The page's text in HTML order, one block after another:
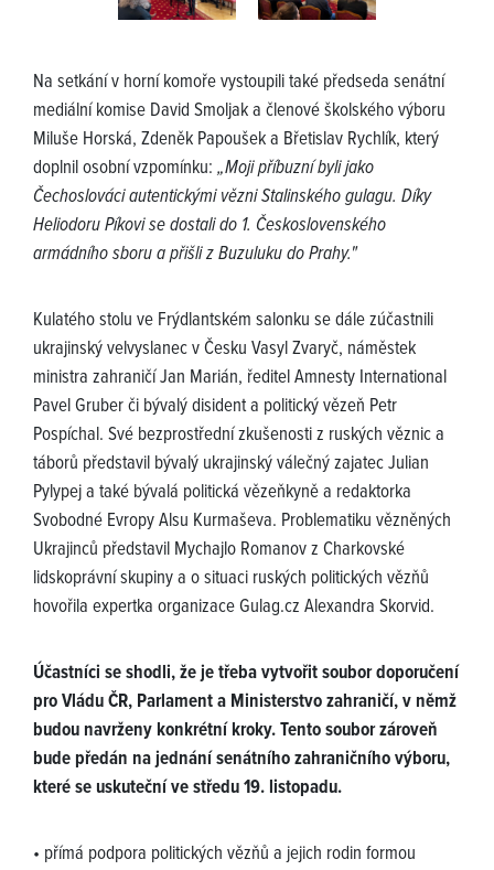
Na setkání v horní komoře vystoupili také předseda senátní
mediální komise David Smoljak a členové školského výboru
Miluše Horská, Zdeněk Papoušek a Břetislav Rychlík, který
doplnil osobní vzpomínku: „Moji příbuzní byli jako
Čechoslováci autentickými vězni Stalinského gulagu. Díky
Heliodoru Píkovi se dostali do 1. Československého
armádního sboru a přišli z Buzuluku do Prahy."
Kulatého stolu ve Frýdlantském salonku se dále zúčastnili
ukrajinský velvyslanec v Česku Vasyl Zvaryč, náměstek
ministra zahraničí Jan Marián, ředitel Amnesty International
Pavel Gruber či bývalý disident a politický vězeň Petr
Pospíchal. Své bezprostřední zkušenosti z ruských věznic a
táborů představil bývalý ukrajinský válečný zajatec Julian
Pylypej a také bývalá politická vězeňkyně a redaktorka
Svobodné Evropy Alsu Kurmaševa. Problematiku vězněných
Ukrajinců představil Mychajlo Romanov z Charkovské
lidskoprávní skupiny a o situaci ruských politických vězňů
hovořila expertka organizace Gulag.cz Alexandra Skorvid.
Účastníci se shodli, že je třeba vytvořit soubor doporučení
pro Vládu ČR, Parlament a Ministerstvo zahraničí, v němž
budou navrženy konkrétní kroky. Tento soubor zároveň
bude předán na jednání senátního zahraničního výboru,
které se uskuteční ve středu 19. listopadu.
• přímá podpora politických vězňů a jejich rodin formou